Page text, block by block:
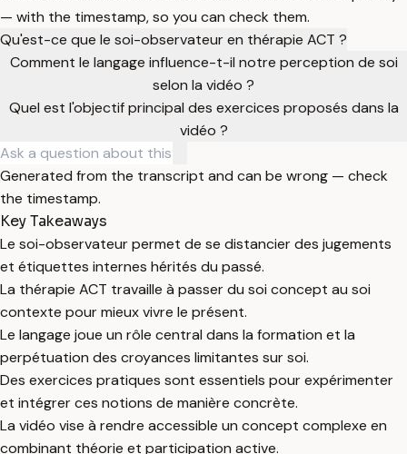
— with the timestamp, so you can check them.
Qu'est-ce que le soi-observateur en thérapie ACT ?
Comment le langage influence-t-il notre perception de soi
selon la vidéo ?
Quel est l'objectif principal des exercices proposés dans la
vidéo ?
Generated from the transcript and can be wrong — check
the timestamp.
Key Takeaways
Le soi-observateur permet de se distancier des jugements
et étiquettes internes hérités du passé.
La thérapie ACT travaille à passer du soi concept au soi
contexte pour mieux vivre le présent.
Le langage joue un rôle central dans la formation et la
perpétuation des croyances limitantes sur soi.
Des exercices pratiques sont essentiels pour expérimenter
et intégrer ces notions de manière concrète.
La vidéo vise à rendre accessible un concept complexe en
combinant théorie et participation active.